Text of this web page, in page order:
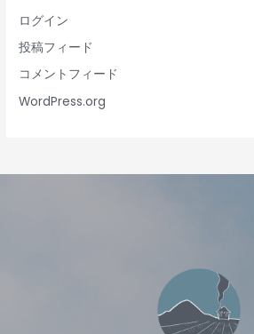
ログイン
投稿フィード
コメントフィード
WordPress.org